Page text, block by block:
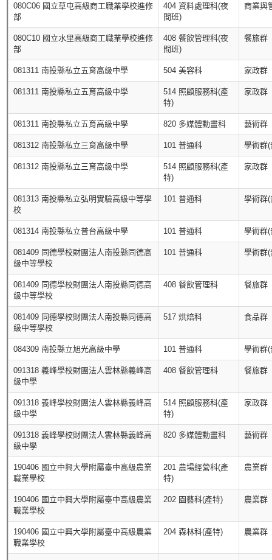
080C06 國立草屯高級商工職業學校進修
部
404 資料處理科(夜
間班)
商業與
080C10 國立水里高級商工職業學校進修
部
408 餐飲管理科(夜
間班)
餐旅群
081311 南投縣私立五育高級中學 504 美容科 家政群
081311 南投縣私立五育高級中學
514 照顧服務科(產
特)
家政群
081311 南投縣私立五育高級中學 820 多媒體動畫科 藝術群
081312 南投縣私立三育高級中學 101 普通科 學術群
081312 南投縣私立三育高級中學
514 照顧服務科(產
特)
家政群
081313 南投縣私立弘明實驗高級中等學
校
101 普通科 學術群
081314 南投縣私立普台高級中學 101 普通科 學術群
081409 同德學校財團法人南投縣同德高
級中等學校
101 普通科 學術群
081409 同德學校財團法人南投縣同德高
級中等學校
408 餐飲管理科 餐旅群
081409 同德學校財團法人南投縣同德高
級中等學校
517 烘焙科 食品群
084309 南投縣立旭光高級中學 101 普通科 學術群
091318 義峰學校財團法人雲林縣義峰高
級中學
408 餐飲管理科 餐旅群
091318 義峰學校財團法人雲林縣義峰高
級中學
514 照顧服務科(產
特)
家政群
091318 義峰學校財團法人雲林縣義峰高
級中學
820 多媒體動畫科 藝術群
190406 國立中興大學附屬臺中高級農業
職業學校
201 農場經營科(產
特)
農業群
190406 國立中興大學附屬臺中高級農業
職業學校
202 園藝科(產特) 農業群
190406 國立中興大學附屬臺中高級農業
職業學校
204 森林科(產特) 農業群